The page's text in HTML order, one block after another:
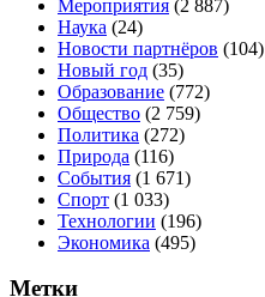
Мероприятия (2 887)
Наука (24)
Новости партнёров (104)
Новый год (35)
Образование (772)
Общество (2 759)
Политика (272)
Природа (116)
События (1 671)
Спорт (1 033)
Технологии (196)
Экономика (495)
Метки